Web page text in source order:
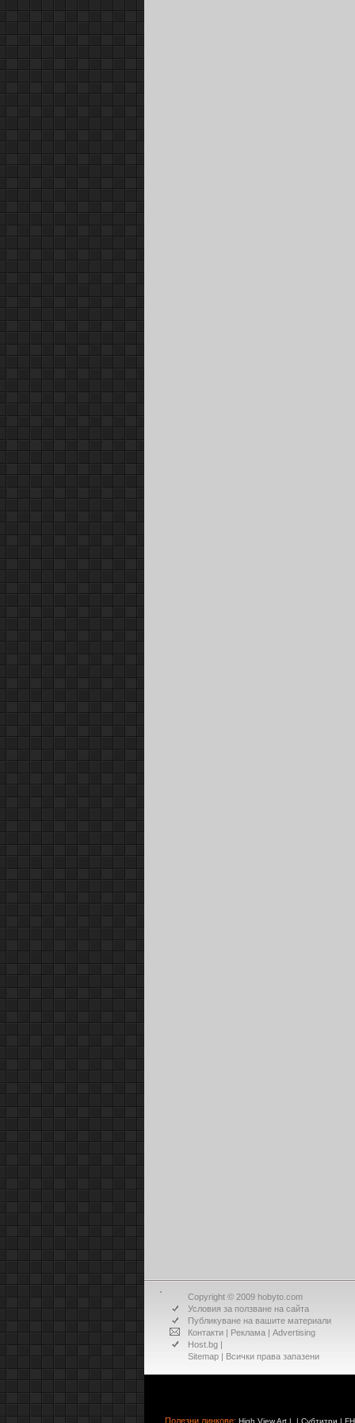
Copyright © 2009 hobyto.com
Условия за ползване на сайта
Публикуване на вашите материали
Контакти | Реклама | Advertising
Host.bg |
Sitemap | Всички права запазени
Полезни линкове: High View Art| | Субтитри |